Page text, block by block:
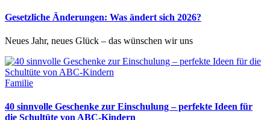
Gesetzliche Änderungen: Was ändert sich 2026?
Neues Jahr, neues Glück – das wünschen wir uns
Familie
40 sinnvolle Geschenke zur Einschulung – perfekte Ideen für
die Schultüte von ABC-Kindern